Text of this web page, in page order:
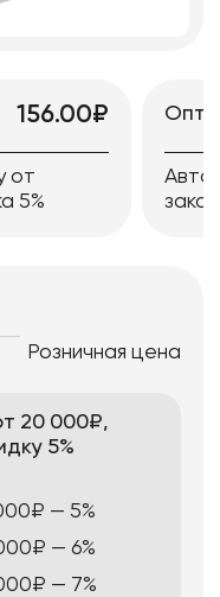
156.00₽
от
5%
Розничная цена
20 000₽,
5%
— 5%
— 6%
— 7%